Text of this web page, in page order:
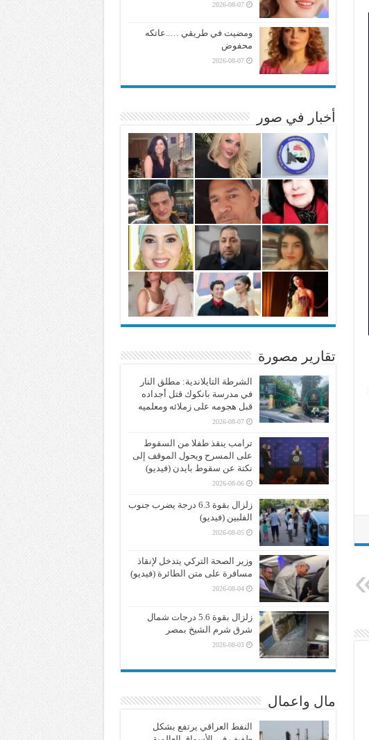
2026-08-07
ومضيت في طريقي …..عاتكه
محفوض
2026-08-07
أخبار في صور
تقارير مصورة
الشرطة التايلاندية: مطلق النار
في مدرسة بانكوك قتل أجداده
قبل هجومه على زملائه ومعلميه
2026-08-07
ترامب ينقذ طفلا من السقوط
على المسرح ويحول الموقف إلى
نكتة عن سقوط بايدن (فيديو)
2026-08-06
زلزال بقوة 6.3 درجة يضرب جنوب
الفلبين (فيديو)
2026-08-05
وزير الصحة التركي يتدخل لإنقاذ
مسافرة على متن الطائرة (فيديو)
2026-08-04
زلزال بقوة 5.6 درجات شمال
شرق شرم الشيخ بمصر
2026-08-03
مال واعمال
النفط العراقي يرتفع بشكل